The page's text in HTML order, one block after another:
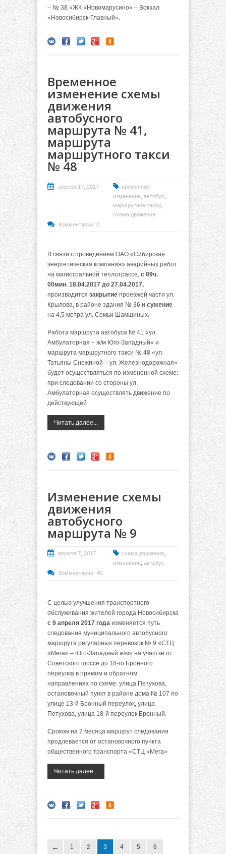
– № 38 «ЖК «Новомарусино» – Вокзал
«Новосибирск-Главный».
Временное
изменение схемы
движения
автобусного
маршрута № 41,
маршрута
маршрутного такси
№ 48
апреля 17, 2017
временное
изменение, автобус,
маршрутное такси,
схема движения
Комментарии: 0
В связи с проведением ОАО «Сибирская
энергетическая компания» аварийных работ
на магистральной теплотрассе, с 09ч.
00мин. 18.04.2017 до 27.04.2017,
производится закрытие проезжей части ул.
Крылова, в районе здания № 36 и сужение
на 4,5 метра ул. Семьи Шамшиных.
Работа маршрута автобуса № 41 «ул.
Амбулаторная – ж/м Юго-Западный» и
маршрута маршрутного такси № 48 «ул.
Татьяны Снежиной – ул. Железнодорожная»
будет осуществляться по измененной схеме:
при следовании со стороны ул.
Амбулаторная осуществлять движение по
действующей
Читать далее...
Изменение схемы
движения
автобусного
маршрута № 9
апреля 7, 2017 схема движения,
изменение, автобус
Комментарии: 46
С целью улучшения транспортного
обслуживания жителей города Новосибирска
с 9 апреля 2017 года изменяется путь
следования муниципального автобусного
маршрута регулярных перевозок № 9 «СТЦ
«Мега» – Юго-Западный ж/м» на участке от
Советского шоссе до 18-го Бронного
переулка в прямом и обратном
направлениях по схеме: улица Петухова,
остановочный пункт в районе дома № 107 по
улице 13-й Бронный переулок, улица
Петухова, улица 18-й переулок Бронный.
Сроком на 2 месяца маршрут следования
продлевается от остановочного пункта
общественного транспорта «СТЦ «Мега»
Читать далее...
1 2 3 4 5 6